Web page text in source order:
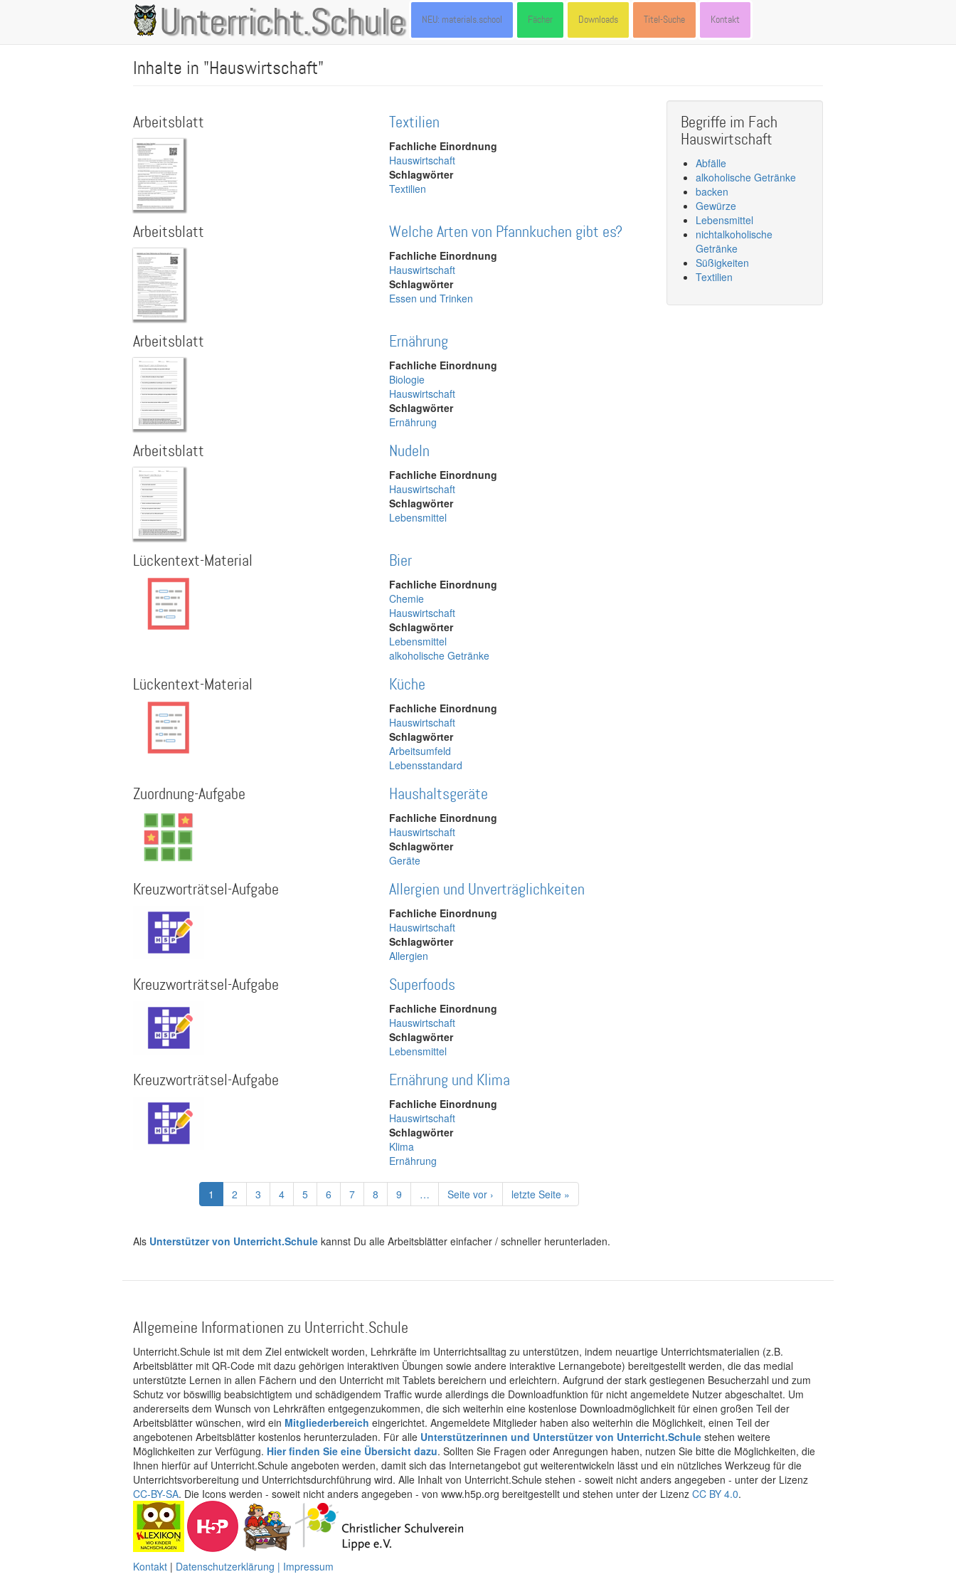
Unterricht.Schule
Main
navigation
NEU: materials.school Fächer Downloads Titel-Suche Kontakt
Inhalte in "Hauswirtschaft"
Arbeitsblatt Textilien
Fachliche Einordnung
Hauswirtschaft
Schlagwörter
Textilien
Arbeitsblatt Welche Arten von Pfannkuchen gibt es?
Fachliche Einordnung
Hauswirtschaft
Schlagwörter
Essen und Trinken
Arbeitsblatt Ernährung
Fachliche Einordnung
Biologie
Hauswirtschaft
Schlagwörter
Ernährung
Arbeitsblatt Nudeln
Fachliche Einordnung
Hauswirtschaft
Schlagwörter
Lebensmittel
Lückentext-Material Bier
Fachliche Einordnung
Chemie
Hauswirtschaft
Schlagwörter
Lebensmittel
alkoholische Getränke
Lückentext-Material Küche
Fachliche Einordnung
Hauswirtschaft
Schlagwörter
Arbeitsumfeld
Lebensstandard
Zuordnung-Aufgabe Haushaltsgeräte
Fachliche Einordnung
Hauswirtschaft
Schlagwörter
Geräte
Kreuzworträtsel-Aufgabe Allergien und Unverträglichkeiten
Fachliche Einordnung
Hauswirtschaft
Schlagwörter
Allergien
Kreuzworträtsel-Aufgabe Superfoods
Fachliche Einordnung
Hauswirtschaft
Schlagwörter
Lebensmittel
Kreuzworträtsel-Aufgabe Ernährung und Klima
Fachliche Einordnung
Hauswirtschaft
Schlagwörter
Klima
Ernährung
Seitennummerierung
Aktuelle
Seite
1 Page
2 Page
3 Page
4 Page
5 Page
6 Page
7 Page
8 Page
9 …
Nächste
Seite
Seite vor ›
Letzte
Seite
letzte Seite »
Als Unterstützer von Unterricht.Schule kannst Du alle Arbeitsblätter einfacher / schneller herunterladen.
Begriffe im Fach
Hauswirtschaft
Abfälle
alkoholische Getränke
backen
Gewürze
Lebensmittel
nichtalkoholische
Getränke
Süßigkeiten
Textilien
Allgemeine Informationen zu Unterricht.Schule
Unterricht.Schule ist mit dem Ziel entwickelt worden, Lehrkräfte im Unterrichtsalltag zu unterstützen, indem neuartige Unterrichtsmaterialien (z.B.
Arbeitsblätter mit QR-Code mit dazu gehörigen interaktiven Übungen sowie andere interaktive Lernangebote) bereitgestellt werden, die das medial
unterstützte Lernen in allen Fächern und den Unterricht mit Tablets bereichern und erleichtern. Aufgrund der stark gestiegenen Besucherzahl und zum
Schutz vor böswillig beabsichtigtem und schädigendem Traffic wurde allerdings die Downloadfunktion für nicht angemeldete Nutzer abgeschaltet. Um
andererseits dem Wunsch von Lehrkräften entgegenzukommen, die sich weiterhin eine kostenlose Downloadmöglichkeit für einen großen Teil der
Arbeitsblätter wünschen, wird ein Mitgliederbereich eingerichtet. Angemeldete Mitglieder haben also weiterhin die Möglichkeit, einen Teil der
angebotenen Arbeitsblätter kostenlos herunterzuladen. Für alle Unterstützerinnen und Unterstützer von Unterricht.Schule stehen weitere
Möglichkeiten zur Verfügung. Hier finden Sie eine Übersicht dazu. Sollten Sie Fragen oder Anregungen haben, nutzen Sie bitte die Möglichkeiten, die
Ihnen hierfür auf Unterricht.Schule angeboten werden, damit sich das Internetangebot gut weiterentwickeln lässt und ein nützliches Werkzeug für die
Unterrichtsvorbereitung und Unterrichtsdurchführung wird. Alle Inhalt von Unterricht.Schule stehen - soweit nicht anders angegeben - unter der Lizenz
CC-BY-SA. Die Icons werden - soweit nicht anders angegeben - von www.h5p.org bereitgestellt und stehen unter der Lizenz CC BY 4.0.
Kontakt | Datenschutzerklärung | Impressum